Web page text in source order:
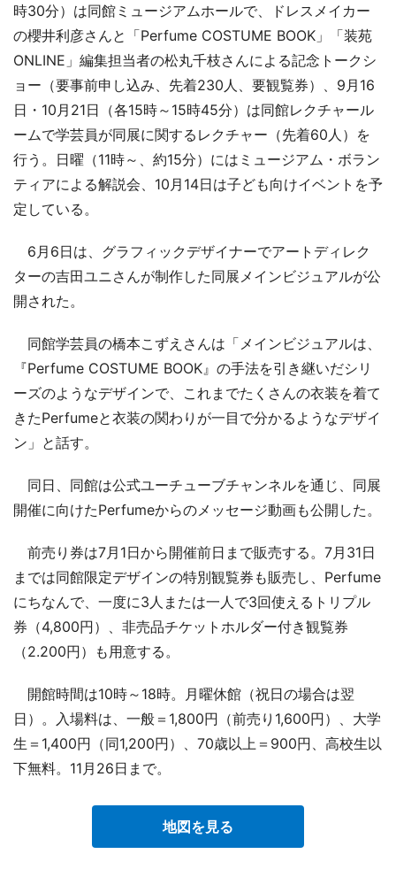
時30分）は同館ミュージアムホールで、ドレスメイカー
の櫻井利彦さんと「Perfume COSTUME BOOK」「装苑
ONLINE」編集担当者の松丸千枝さんによる記念トークシ
ョー（要事前申し込み、先着230人、要観覧券）、9月16
日・10月21日（各15時～15時45分）は同館レクチャール
ームで学芸員が同展に関するレクチャー（先着60人）を
行う。日曜（11時～、約15分）にはミュージアム・ボラン
ティアによる解説会、10月14日は子ども向けイベントを予
定している。
6月6日は、グラフィックデザイナーでアートディレク
ターの吉田ユニさんが制作した同展メインビジュアルが公
開された。
同館学芸員の橋本こずえさんは「メインビジュアルは、
『Perfume COSTUME BOOK』の手法を引き継いだシリ
ーズのようなデザインで、これまでたくさんの衣装を着て
きたPerfumeと衣装の関わりが一目で分かるようなデザイ
ン」と話す。
同日、同館は公式ユーチューブチャンネルを通じ、同展
開催に向けたPerfumeからのメッセージ動画も公開した。
前売り券は7月1日から開催前日まで販売する。7月31日
までは同館限定デザインの特別観覧券も販売し、Perfume
にちなんで、一度に3人または一人で3回使えるトリプル
券（4,800円）、非売品チケットホルダー付き観覧券
（2.200円）も用意する。
開館時間は10時～18時。月曜休館（祝日の場合は翌
日）。入場料は、一般＝1,800円（前売り1,600円）、大学
生＝1,400円（同1,200円）、70歳以上＝900円、高校生以
下無料。11月26日まで。
地図を見る